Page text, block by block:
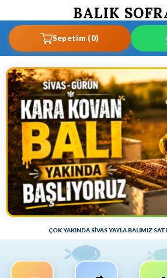
BALIK
Sepetim (0)
ÇOK YAKINDA